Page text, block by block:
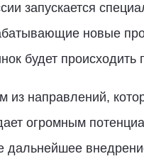
запускается
новые
будет
из направлений,
огромным
дальнейшее